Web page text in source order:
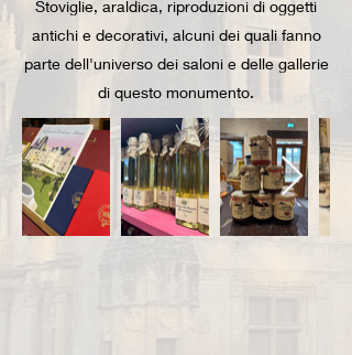
Stoviglie, araldica, riproduzioni di oggetti
antichi e decorativi, alcuni dei quali fanno
parte dell'universo dei saloni e delle gallerie
di questo monumento.